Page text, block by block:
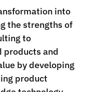
into
the strengths of
to
products and
by developing
product